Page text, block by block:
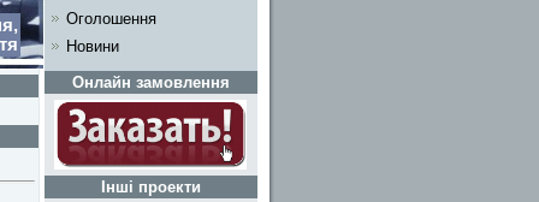
Оголошення
Новини
Онлайн замовлення
Інші проекти